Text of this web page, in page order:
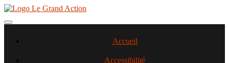
Aller
contenu
Toggle navigation
Accueil
Accessibilité